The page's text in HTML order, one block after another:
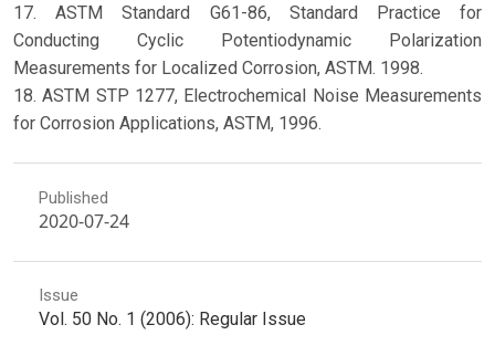
17. ASTM Standard G61-86, Standard Practice for
Conducting Cyclic Potentiodynamic Polarization
Measurements for Localized Corrosion, ASTM. 1998.
18. ASTM STP 1277, Electrochemical Noise Measurements
for Corrosion Applications, ASTM, 1996.
Published
2020-07-24
Issue
Vol. 50 No. 1 (2006): Regular Issue